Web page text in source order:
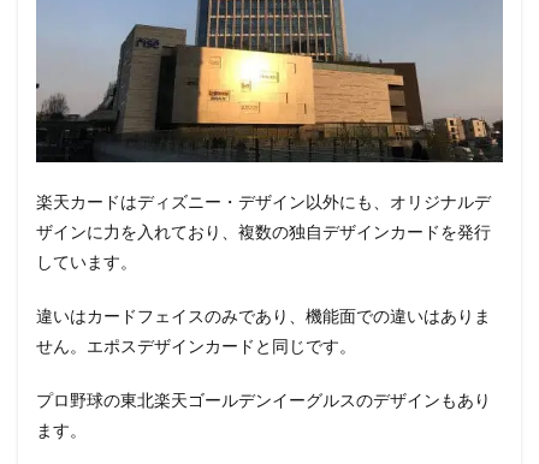
楽天カードはディズニー・デザイン以外にも、オリジナルデ
ザインに力を入れており、複数の独自デザインカードを発行
しています。
違いはカードフェイスのみであり、機能面での違いはありま
せん。エポスデザインカードと同じです。
プロ野球の東北楽天ゴールデンイーグルスのデザインもあり
ます。